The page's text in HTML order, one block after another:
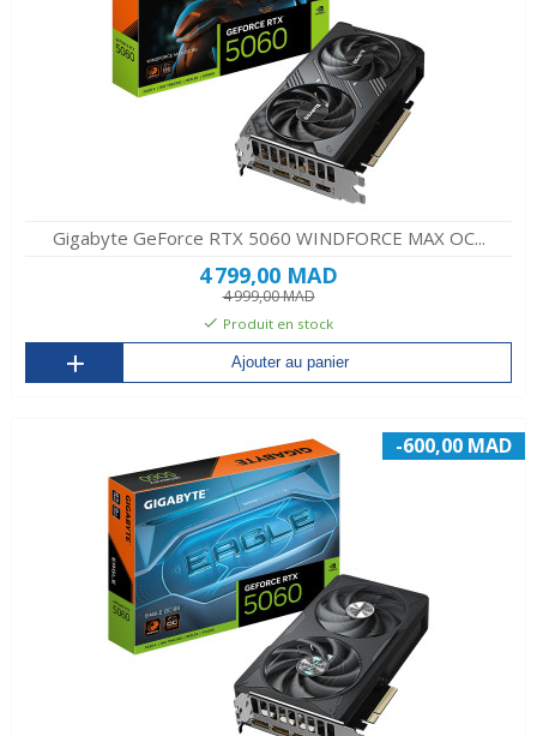
Gigabyte GeForce RTX 5060 WINDFORCE MAX OC...
4 799,00 MAD
4 999,00 MAD
Produit en stock
Ajouter au panier
-600,00 MAD